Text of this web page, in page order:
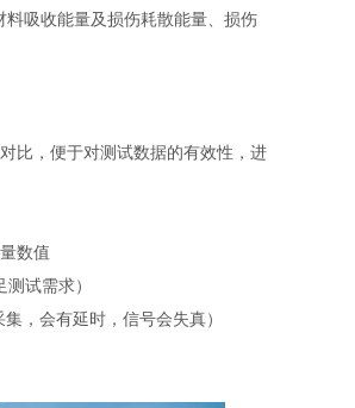
吸收能量及损伤耗散能量、损伤
比，便于对测试数据的有效性，进
数值
试需求）
，会有延时，信号会失真）